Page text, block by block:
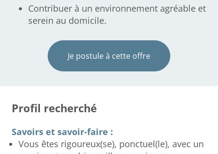
Contribuer à un environnement agréable et
serein au domicile.
Je postule à cette offre
Profil recherché
Savoirs et savoir-faire :
Vous êtes rigoureux(se), ponctuel(le), avec un